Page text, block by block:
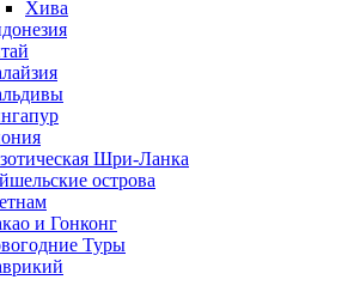
Хива
Шри-Ланка
острова
и Гонконг
Туры